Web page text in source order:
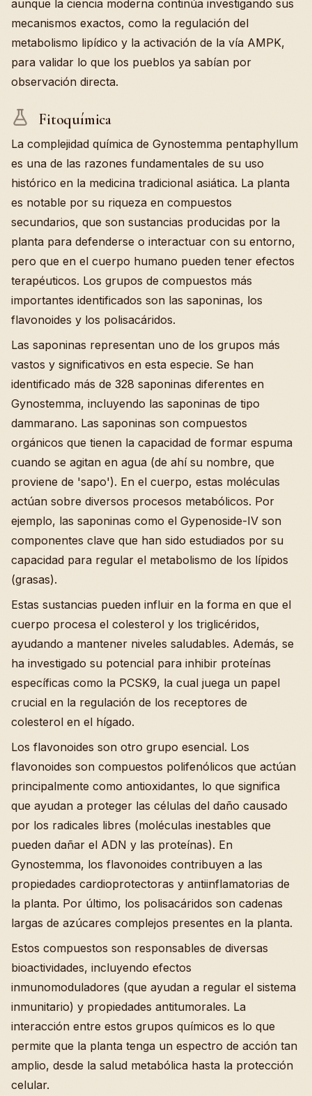
aunque la ciencia moderna continúa investigando sus
mecanismos exactos, como la regulación del
metabolismo lipídico y la activación de la vía AMPK,
para validar lo que los pueblos ya sabían por
observación directa.
Fitoquímica
La complejidad química de Gynostemma pentaphyllum
es una de las razones fundamentales de su uso
histórico en la medicina tradicional asiática. La planta
es notable por su riqueza en compuestos
secundarios, que son sustancias producidas por la
planta para defenderse o interactuar con su entorno,
pero que en el cuerpo humano pueden tener efectos
terapéuticos. Los grupos de compuestos más
importantes identificados son las saponinas, los
flavonoides y los polisacáridos.
Las saponinas representan uno de los grupos más
vastos y significativos en esta especie. Se han
identificado más de 328 saponinas diferentes en
Gynostemma, incluyendo las saponinas de tipo
dammarano. Las saponinas son compuestos
orgánicos que tienen la capacidad de formar espuma
cuando se agitan en agua (de ahí su nombre, que
proviene de 'sapo'). En el cuerpo, estas moléculas
actúan sobre diversos procesos metabólicos. Por
ejemplo, las saponinas como el Gypenoside-IV son
componentes clave que han sido estudiados por su
capacidad para regular el metabolismo de los lípidos
(grasas).
Estas sustancias pueden influir en la forma en que el
cuerpo procesa el colesterol y los triglicéridos,
ayudando a mantener niveles saludables. Además, se
ha investigado su potencial para inhibir proteínas
específicas como la PCSK9, la cual juega un papel
crucial en la regulación de los receptores de
colesterol en el hígado.
Los flavonoides son otro grupo esencial. Los
flavonoides son compuestos polifenólicos que actúan
principalmente como antioxidantes, lo que significa
que ayudan a proteger las células del daño causado
por los radicales libres (moléculas inestables que
pueden dañar el ADN y las proteínas). En
Gynostemma, los flavonoides contribuyen a las
propiedades cardioprotectoras y antiinflamatorias de
la planta. Por último, los polisacáridos son cadenas
largas de azúcares complejos presentes en la planta.
Estos compuestos son responsables de diversas
bioactividades, incluyendo efectos
inmunomoduladores (que ayudan a regular el sistema
inmunitario) y propiedades antitumorales. La
interacción entre estos grupos químicos es lo que
permite que la planta tenga un espectro de acción tan
amplio, desde la salud metabólica hasta la protección
celular.